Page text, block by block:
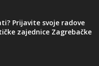
Prijavite svoje radove
zajednice Zagrebačke